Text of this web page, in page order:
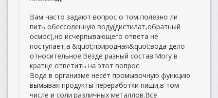
Вам часто задают вопрос о том,полезно ли
пить обессоленную воду(дистилат,обратный
осмос),но исчерпывающего ответа не
поступает,а &quot;природная&quot;вода-дело
относительное.Везде разный состав.Могу в
кратце ответить на этот вопрос:
Вода в организме несёт промывочную функцию
вымывая продукты переработки пищи,в том
числе и соли различных металлов.Всё